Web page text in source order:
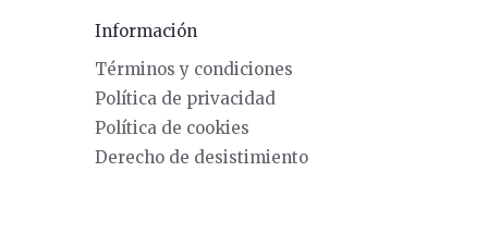
Información
Términos y condiciones
Política de privacidad
Política de cookies
Derecho de desistimiento